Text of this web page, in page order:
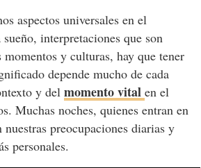
aspectos universales en el
interpretaciones que son
y culturas, hay que tener
depende mucho de cada
y del momento vital en el
Muchas noches, quienes entran en
nuestras preocupaciones diarias y
personales.